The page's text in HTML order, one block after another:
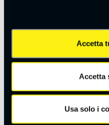
Accetta
Accetta
Usa solo i
prodotti, servizi ed altre
Questi dati vengono raccolti
presenti sul sito è sempre
fornire i dati personali per tali
semplicemente
qui sopra indicati.